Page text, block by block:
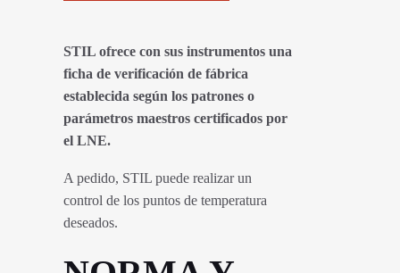
STIL ofrece con sus instrumentos una
ficha de verificación de fábrica
establecida según los patrones o
parámetros maestros certificados por
el LNE.
A pedido, STIL puede realizar un
control de los puntos de temperatura
deseados.